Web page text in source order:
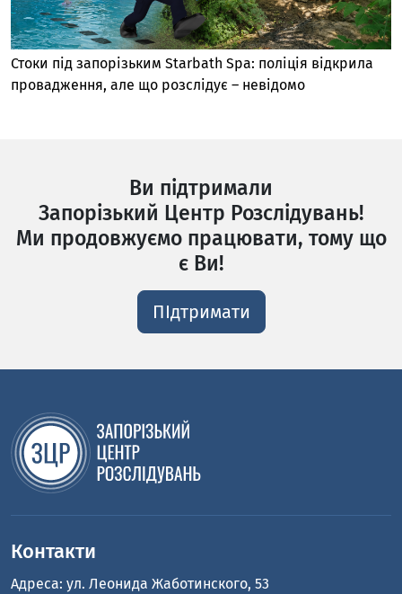
Стоки під запорізьким Starbath Spa: поліція відкрила
провадження, але що розслідує – невідомо
Ви підтримали
Запорізький Центр Розслідувань!
Ми продовжуємо працювати, тому що
є Ви!
ПІдтримати
Контакти
Адреса: ул. Леонида Жаботинского, 53